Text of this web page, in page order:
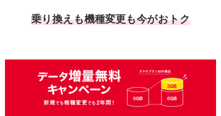
乗り換えも機種変更も今がおトク